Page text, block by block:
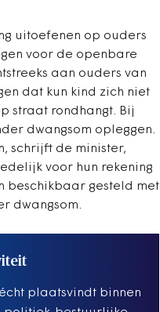
uitoefenen op ouders
voor de openbare
aan ouders van
dat kun kind zich niet
straat rondhangt. Bij
dwangsom opleggen.
schrijft de minister,
voor hun rekening
beschikbaar gesteld met
dwangsom.
plaatsvindt binnen